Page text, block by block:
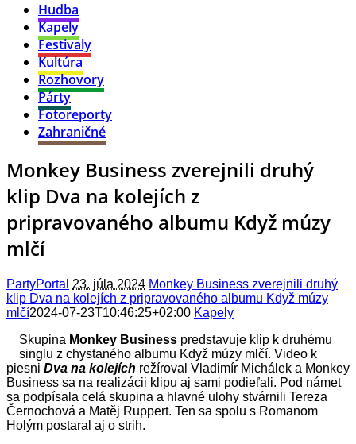
Hudba
Kapely
Festivaly
Kultúra
Rozhovory
Párty
Fotoreporty
Zahraničné
Monkey Business zverejnili druhý
klip Dva na kolejích z
pripravovaného albumu Když múzy
mlčí
PartyPortal 23. júla 2024 Monkey Business zverejnili druhý
klip Dva na kolejích z pripravovaného albumu Když múzy
mlčí2024-07-23T10:46:25+02:00 Kapely
Skupina Monkey Business predstavuje klip k druhému
singlu z chystaného albumu Když múzy mlčí. Video k
piesni Dva na kolejích režíroval Vladimír Michálek a Monkey
Business sa na realizácii klipu aj sami podieľali. Pod námet
sa podpísala celá skupina a hlavné ulohy stvárnili Tereza
Černochová a Matěj Ruppert. Ten sa spolu s Romanom
Holým postaral aj o strih.